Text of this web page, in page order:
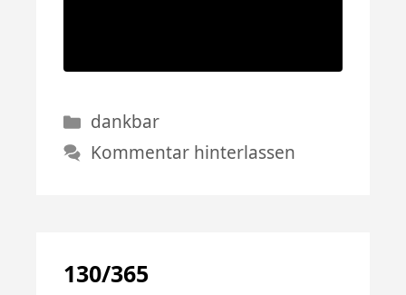
Kategorien
dankbar
Kommentar hinterlassen
130/365